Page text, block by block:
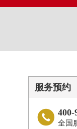
服务预约
 400-
全国